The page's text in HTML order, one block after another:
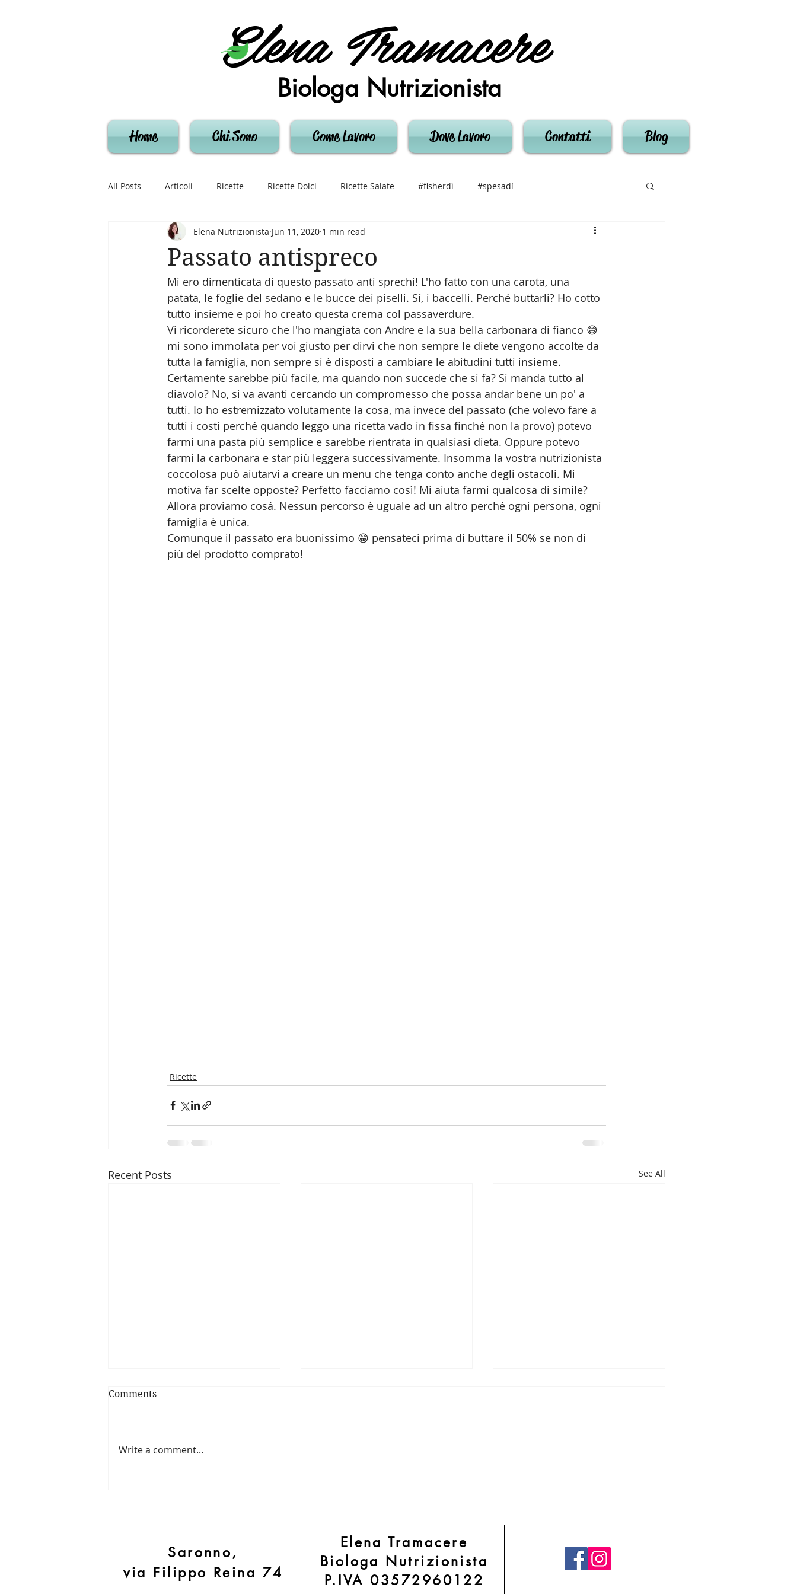
Elena Tramacere
Biologa Nutrizionista
Home Chi Sono Come Lavoro Dove Lavoro Contatti Blog
All Posts Articoli Ricette Ricette Dolci Ricette Salate #fisherdì #spesadí
Passato antispreco
Elena Nutrizionista Jun 11, 2020 1 min read
Mi ero dimenticata di questo passato anti sprechi! L'ho fatto con una carota, una
patata, le foglie del sedano e le bucce dei piselli. Sí, i baccelli. Perché buttarli? Ho cotto
tutto insieme e poi ho creato questa crema col passaverdure.
Vi ricorderete sicuro che l'ho mangiata con Andre e la sua bella carbonara di fianco 😅
mi sono immolata per voi giusto per dirvi che non sempre le diete vengono accolte da
tutta la famiglia, non sempre si è disposti a cambiare le abitudini tutti insieme.
Certamente sarebbe più facile, ma quando non succede che si fa? Si manda tutto al
diavolo? No, si va avanti cercando un compromesso che possa andar bene un po' a
tutti. Io ho estremizzato volutamente la cosa, ma invece del passato (che volevo fare a
tutti i costi perché quando leggo una ricetta vado in fissa finché non la provo) potevo
farmi una pasta più semplice e sarebbe rientrata in qualsiasi dieta. Oppure potevo
farmi la carbonara e star più leggera successivamente. Insomma la vostra nutrizionista
coccolosa può aiutarvi a creare un menu che tenga conto anche degli ostacoli. Mi
motiva far scelte opposte? Perfetto facciamo così! Mi aiuta farmi qualcosa di simile?
Allora proviamo cosá. Nessun percorso è uguale ad un altro perché ogni persona, ogni
famiglia è unica.
Comunque il passato era buonissimo 😁 pensateci prima di buttare il 50% se non di
più del prodotto comprato!
Ricette
Recent Posts See All
Torta di ricotta
Pesto light
Comments
Write a comment...
Saronno,
via Filippo Reina 74
Elena Tramacere
Biologa Nutrizionista
P.IVA 03572960122